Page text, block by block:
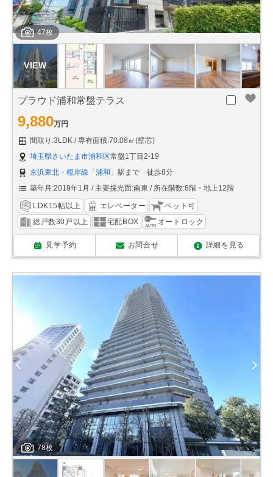
47枚
プラウド浦和常盤テラス
9,880万円
間取り:3LDK
専有面積:70.08㎡(壁芯)
埼玉県さいたま市浦和区常盤1丁目2-19
京浜東北・根岸線 「浦和 」駅まで 徒歩8分
築年月:2019年1月
主要採光面:南東 所在階数:8階・地上12階
LDK15帖以上 エレベーター
ペット可
総戸数30戸以上
宅配BOX オートロック
見学予約 お問合せ 詳細を見る
78枚